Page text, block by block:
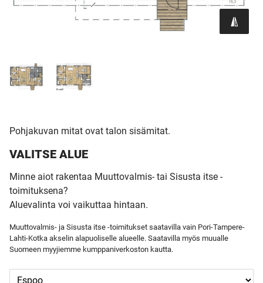
Pohjakuvan mitat ovat talon sisämitat.
VALITSE ALUE
Minne aiot rakentaa Muuttovalmis- tai Sisusta itse -
toimituksena?
Aluevalinta voi vaikuttaa hintaan.
Muuttovalmis- ja Sisusta itse -toimitukset saatavilla vain Pori-Tampere-
Lahti-Kotka akselin alapuoliselle alueelle. Saatavilla myös muualle
Suomeen myyjiemme kumppaniverkoston kautta.